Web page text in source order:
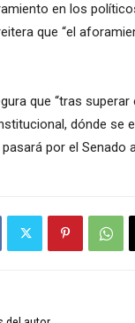
en los
que “el
que “tras
dónde se
por el Senado